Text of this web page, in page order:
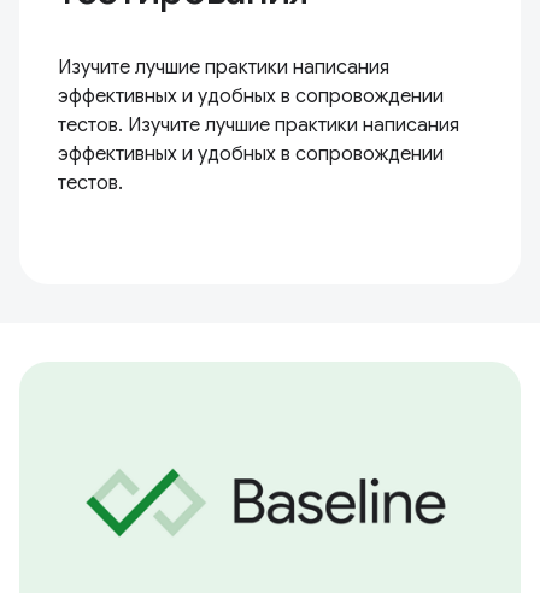
Изучите лучшие практики написания
эффективных и удобных в сопровождении
тестов. Изучите лучшие практики написания
эффективных и удобных в сопровождении
тестов.